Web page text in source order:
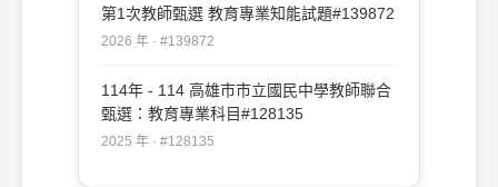
第1次教師甄選 教育專業知能試題#139872
2026 年 · #139872
114年 - 114 高雄市市立國民中學教師聯合
甄選：教育專業科目#128135
2025 年 · #128135